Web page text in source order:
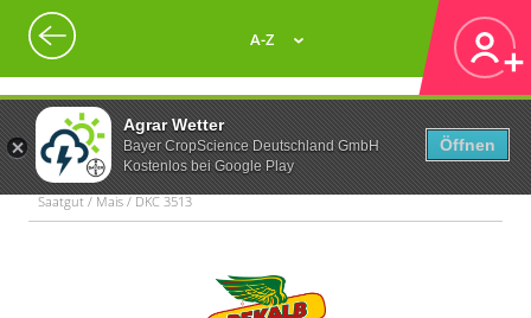
Agrar Wetter
Bayer CropScience Deutschland GmbH
Kostenlos bei Google Play
Öffnen
A-Z
Saatgut / Mais / DKC 3513